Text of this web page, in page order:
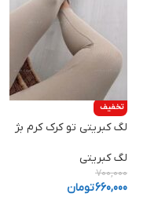
تخفیف
لگ کبریتی تو کرک کرم بژ
لگ کبریتی
700,000
660,000تومان